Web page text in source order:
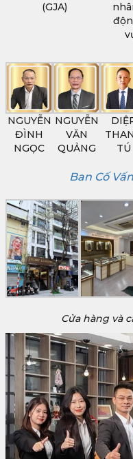
(GJA)
NGUYỄN
ĐÌNH
NGỌC
NGUYỄN
VĂN
QUẢNG
TÚ
Ban Cố
Cửa hàng và